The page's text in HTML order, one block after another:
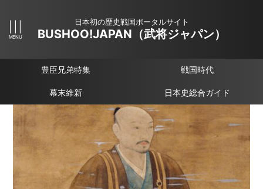
日本初の歴史戦国ポータルサイト
BUSHOO!JAPAN（武将ジャパン）
豊臣兄弟特集 戦国時代
幕末維新 日本史総合ガイド